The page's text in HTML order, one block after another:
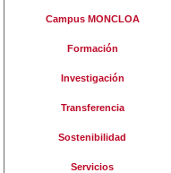
Campus MONCLOA
Formación
Investigación
Transferencia
Sostenibilidad
Servicios